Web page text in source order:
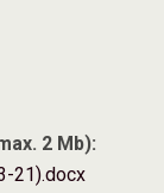
2 Mb):
21).docx